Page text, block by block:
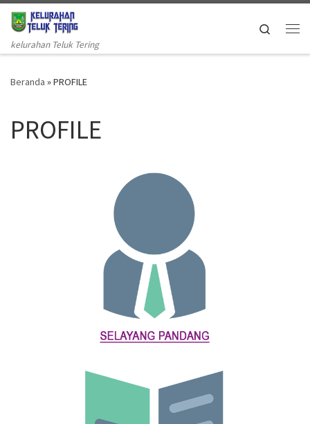
Skip to content
kelurahan Teluk Tering
Search
Beranda »PROFILE
PROFILE